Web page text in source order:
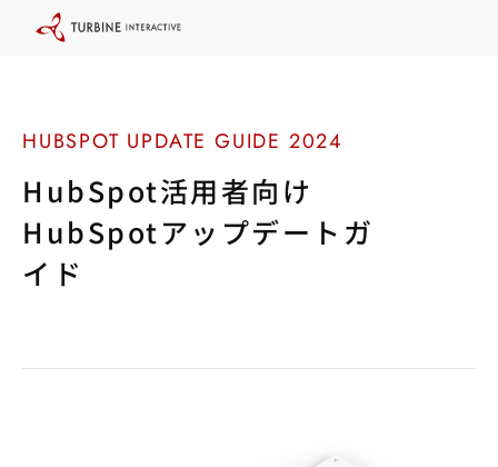
HubSpot活用者向け
HubSpotアップデートガ
イド